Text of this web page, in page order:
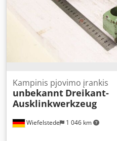
Wiefelstede 1 046 km
Kampinis pjovimo įrankis
unbekannt Dreikant-
Ausklinkwerkzeug